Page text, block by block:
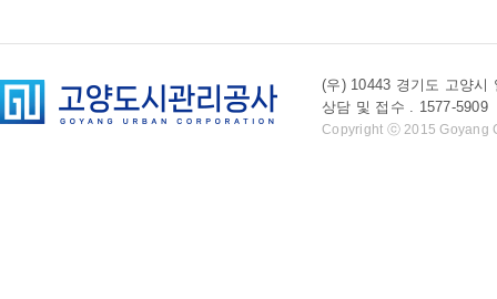
(우) 10443 경기도 고양시
상담 및 접수 . 1577-
Copyright ⓒ 2015 Goyang